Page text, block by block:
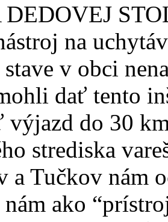
na
v obci
dať tento
do 30
strediska
a Tučkov nám
ako